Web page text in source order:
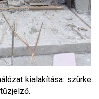
kialakítása: szürke